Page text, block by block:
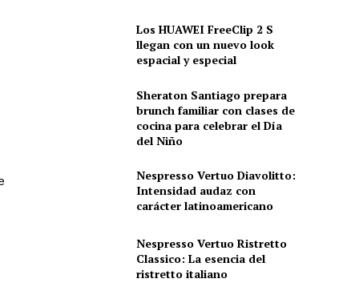
Los HUAWEI FreeClip 2 S
llegan con un nuevo look
espacial y especial
Sheraton Santiago prepara
brunch familiar con clases de
cocina para celebrar el Día
del Niño
Nespresso Vertuo Diavolitto:
Intensidad audaz con
carácter latinoamericano
Nespresso Vertuo Ristretto
Classico: La esencia del
ristretto italiano